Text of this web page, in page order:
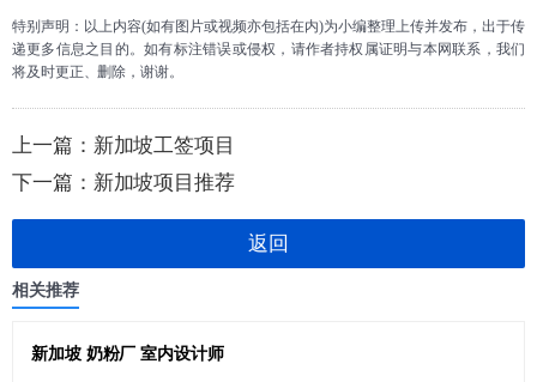
特别声明：以上内容(如有图片或视频亦包括在内)为小编整理上传并发布，出于传
递更多信息之目的。如有标注错误或侵权，请作者持权属证明与本网联系，我们
将及时更正、删除，谢谢。
上一篇： 新加坡工签项目
下一篇： 新加坡项目推荐
返回
相关推荐
新加坡 奶粉厂 室内设计师